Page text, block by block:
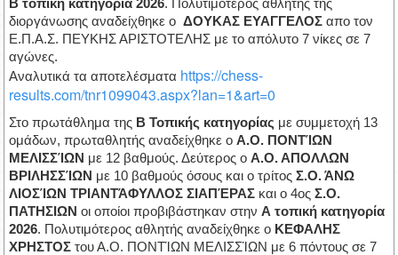
Β τοπική κατηγορία 2026. Πολυτιμότερος αθλητής της
διοργάνωσης αναδείχθηκε ο ΔΟΥΚΑΣ ΕΥΑΓΓΕΛΟΣ απο τον
Ε.Π.Α.Σ. ΠΕΥΚΗΣ ΑΡΙΣΤΟΤΕΛΗΣ με το απόλυτο 7 νίκες σε 7
αγώνες.
Αναλυτικά τα αποτελέσματα https://chess-
results.com/tnr1099043.aspx?lan=1&art=0
Στο πρωτάθλημα της Β Τοπικής κατηγορίας με συμμετοχή 13
ομάδων, πρωταθλητής αναδείχθηκε ο Α.Ο. ΠΟΝΤΊΩΝ
ΜΕΛΙΣΣΊΩΝ με 12 βαθμούς. Δεύτερος ο Α.Ο. ΑΠΟΛΛΩΝ
ΒΡΙΛΗΣΣΊΩΝ με 10 βαθμούς όσους και ο τρίτος Σ.Ο. ΆΝΩ
ΛΙΟΣΊΩΝ ΤΡΙΑΝΤΆΦΥΛΛΟΣ ΣΙΑΠΈΡΑΣ και ο 4ος Σ.Ο.
ΠΑΤΗΣΙΩΝ οι οποίοι προβιβάστηκαν στην Α τοπική κατηγορία
2026. Πολυτιμότερος αθλητής αναδείχθηκε ο ΚΕΦΑΛΗΣ
ΧΡΗΣΤΟΣ του Α.Ο. ΠΟΝΤΊΩΝ ΜΕΛΙΣΣΊΩΝ με 6 πόντους σε 7